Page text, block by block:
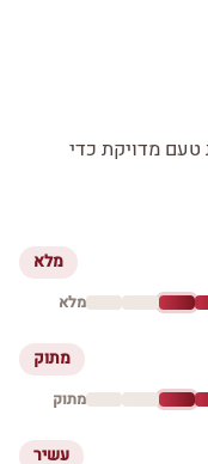
מדויקת כדי
מלא
מלא
מתוק
מתוק
עשיר